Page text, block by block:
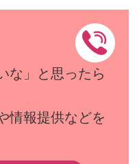
な」と思ったら
情報提供などを